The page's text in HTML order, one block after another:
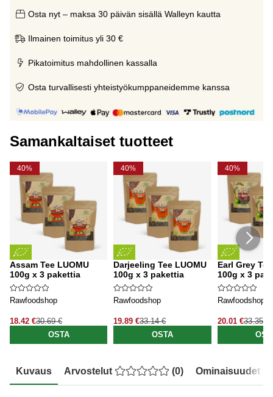
Osta nyt – maksa 30 päivän sisällä Walleyn kautta
Ilmainen toimitus yli 30 €
Pikatoimitus mahdollinen kassalla
Osta turvallisesti yhteistyökumppaneidemme kanssa
Samankaltaiset tuotteet
40%
Assam Tee LUOMU
100g x 3 pakettia
Rawfoodshop
18.42 €30.69 €
OSTA
40%
Darjeeling Tee LUOMU
100g x 3 pakettia
Rawfoodshop
19.89 €33.14 €
OSTA
40%
Earl Grey
100g x 3
Rawfoodshop
20.01 €33.35 €
Kuvaus Arvostelut (0) Ominaisuudet